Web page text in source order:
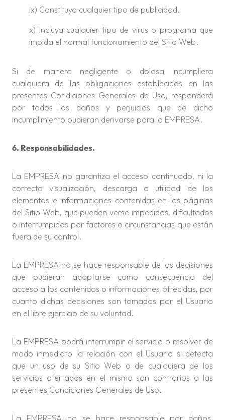
ix) Constituya cualquier tipo de publicidad.
x) Incluya cualquier tipo de virus o programa que
impida el normal funcionamiento del Sitio Web.
Si de manera negligente o dolosa incumpliera
cualquiera de las obligaciones establecidas en las
presentes Condiciones Generales de Uso, responderá
por todos los daños y perjuicios que de dicho
incumplimiento pudieran derivarse para la EMPRESA.
6. Responsabilidades.
La EMPRESA no garantiza el acceso continuado, ni la
correcta visualización, descarga o utilidad de los
elementos e informaciones contenidas en las páginas
del Sitio Web, que pueden verse impedidos, dificultados
o interrumpidos por factores o circunstancias que están
fuera de su control.
La EMPRESA no se hace responsable de las decisiones
que pudieran adoptarse como consecuencia del
acceso a los contenidos o informaciones ofrecidas, por
cuanto dichas decisiones son tomadas por el Usuario
en el libre ejercicio de su voluntad.
La EMPRESA podrá interrumpir el servicio o resolver de
modo inmediato la relación con el Usuario si detecta
que un uso de su Sitio Web o de cualquiera de los
servicios ofertados en el mismo son contrarios a las
presentes Condiciones Generales de Uso.
La EMPRESA no se hace responsable por daños,